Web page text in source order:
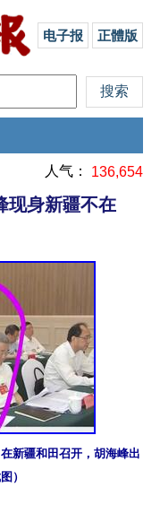
电子报 正體版
人气： 136,654
现身新疆不在
新疆和田召开，胡海峰出
）